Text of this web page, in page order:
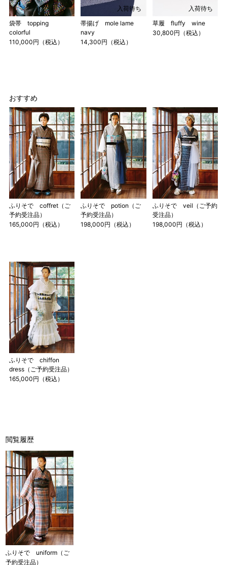
MW ～100cm
4尺3寸
L ～98cm
165cm
LL ～170cm ～98cm
4尺4寸5分
1 寸法は鯨尺（くじらじゃく）寸法です。もともと鯨のひげ
で作られた道具で測っていたので鯨尺と言います。
単位：１尺＝約38cm １寸＝約3.8cm １分＝約0.38cm
2 鯨尺寸法となりますので上表の cm はおおよその長さとな
ります。
3 反物の巾により表記の裄のサイズが出ない場合がございま
す。その際は、目一杯での寸法とさせていただきます。
店舗一覧はこちら
袋帯 topping
colorful
110,000円（税込）
入荷待ち
帯揚げ mole lame
navy
14,300円（税込）
入荷待ち
草履 fluffy wine
30,800円（税込）
おすすめ
ふりそで coffret（ご
予約受注品）
165,000円（税込）
ふりそで potion（ご
予約受注品）
198,000円（税込）
ふりそで veil（ご予約
受注品）
198,000円（税込）
ふりそで chiffon
dress（ご予約受注品）
165,000円（税込）
閲覧履歴
ふりそで uniform（ご
予約受注品）